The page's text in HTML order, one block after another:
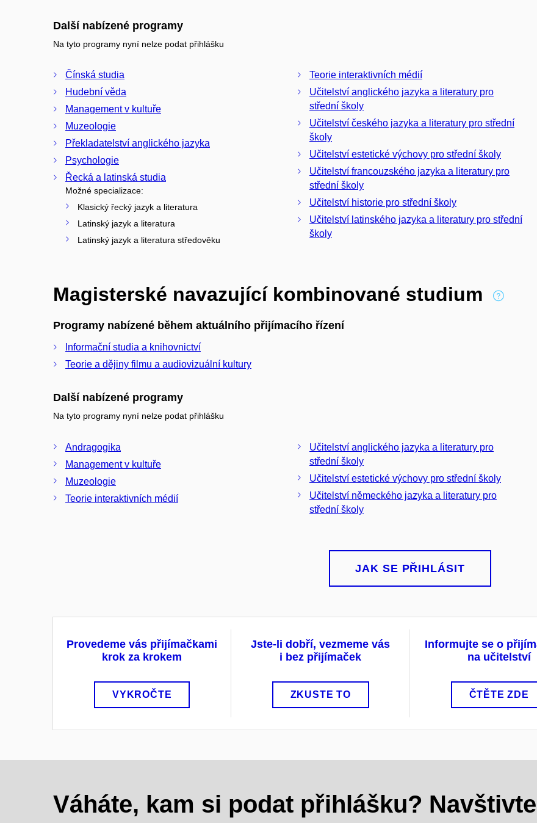
Další nabízené programy
Na tyto programy nyní nelze podat přihlášku
Čínská studia
Hudební věda
Management v kultuře
Muzeologie
Překladatelství anglického jazyka
Psychologie
Řecká a latinská studia
Možné specializace:
Klasický řecký jazyk a literatura
Latinský jazyk a literatura
Latinský jazyk a literatura středověku
Teorie interaktivních médií
Učitelství anglického jazyka a literatury pro
střední školy
Učitelství českého jazyka a literatury pro střední
školy
Učitelství estetické výchovy pro střední školy
Učitelství francouzského jazyka a literatury pro
střední školy
Učitelství historie pro střední školy
Učitelství latinského jazyka a literatury pro střední
školy
Magisterské navazující kombinované studium
Programy nabízené během aktuálního přijímacího řízení
Informační studia a knihovnictví
Teorie a dějiny filmu a audiovizuální kultury
Další nabízené programy
Na tyto programy nyní nelze podat přihlášku
Andragogika
Management v kultuře
Muzeologie
Teorie interaktivních médií
Učitelství anglického jazyka a literatury pro
střední školy
Učitelství estetické výchovy pro střední školy
Učitelství německého jazyka a literatury pro
střední školy
JAK SE PŘIHLÁSIT
Provedeme vás přijímačkami
krok za krokem
VYKROČTE
Jste-li dobří, vezmeme vás
i bez přijímaček
ZKUSTE TO
Informujte se o
na učitelství
ČTĚTE ZDE
Váháte, kam si podat přihlášku?